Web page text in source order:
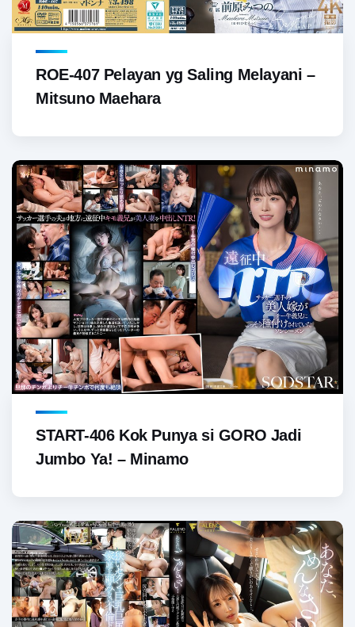
ROE-407 Pelayan yg Saling Melayani –
Mitsuno Maehara
START-406 Kok Punya si GORO Jadi
Jumbo Ya! – Minamo